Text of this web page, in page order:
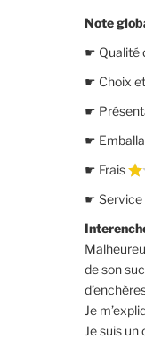
Note
☛ Qualité
☛ Choix
☛
☛
☛ Frais
☛ Service
de son
Je
Je suis